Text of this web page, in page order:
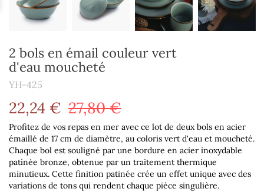
2 bols en émail couleur vert
d'eau moucheté
YH-425
22,24 € 27,80 €
Profitez de vos repas en mer avec ce lot de deux bols en acier
émaillé de 17 cm de diamètre, au coloris vert d'eau et moucheté.
Chaque bol est souligné par une bordure en acier inoxydable
patinée bronze, obtenue par un traitement thermique
minutieux. Cette finition patinée crée un effet unique avec des
variations de tons qui rendent chaque pièce singulière.